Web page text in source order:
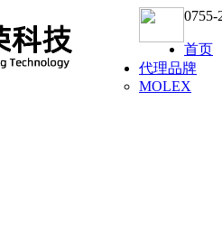
0755-
首页
代理品牌
MOLEX